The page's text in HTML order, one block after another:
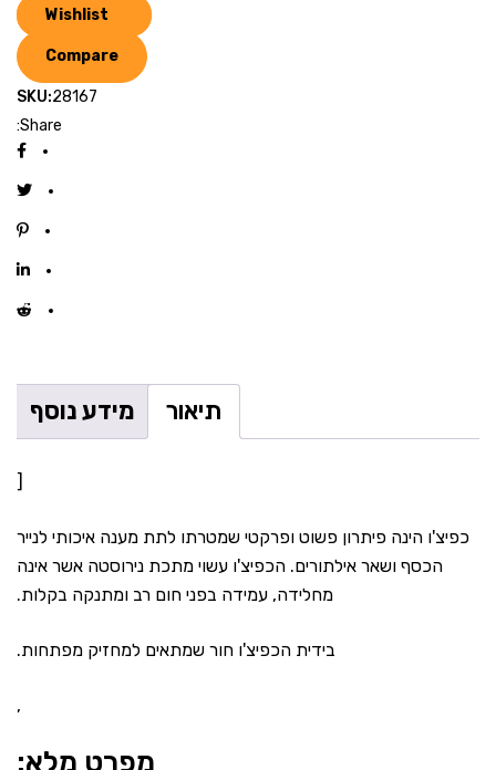
Wishlist
Compare
SKU:28167
Share:
תיאור מידע נוסף
[
כפיצ'ו הינה פיתרון פשוט ופרקטי שמטרתו לתת מענה איכותי לנייר
הכסף ושאר אילתורים. הכפיצ'ו עשוי מתכת נירוסטה אשר אינה
מחלידה, עמידה בפני חום רב ומתנקה בקלות.
בידית הכפיצ'ו חור שמתאים למחזיק מפתחות.
,
מפרט מלא: